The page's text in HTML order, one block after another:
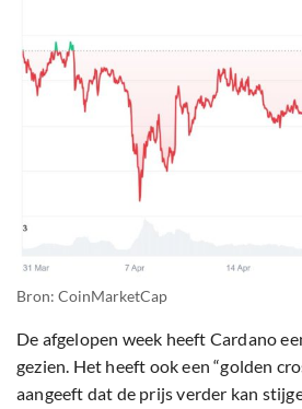
Bron: CoinMarketCap
De afgelopen week heeft Cardano
gezien. Het heeft ook een “golden
aangeeft dat de prijs verder kan